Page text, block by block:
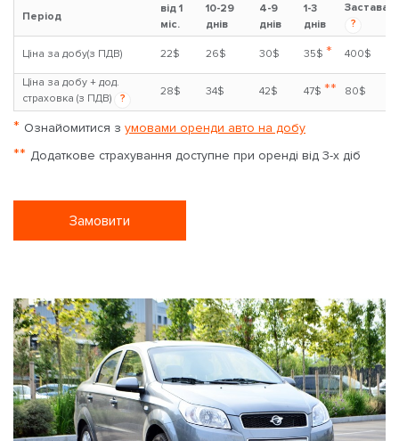
Період
від 1
міс.
10-29
днів
4-9
днів
1-3
днів
Застава
?
Ціна за добу(з ПДВ) 22$ 26$ 30$ 35$ * 400$
Ціна за добу + дод.
страховка (з ПДВ)
?
28$ 34$ 42$ 47$ ** 80$
* Ознайомитися з умовами оренди авто на добу
** Додаткове страхування доступне при оренді від 3-х діб
Замовити